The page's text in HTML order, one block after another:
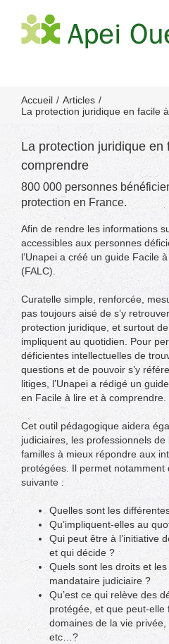
contenu
Accueil
Articles
La protection juridique en facile
La protection juridique en
comprendre
800 000 personnes
protection en France.
Afin de rendre les informations
accessibles aux personnes
l’Unapei a créé un guide Facile
(FALC).
Curatelle simple, renforcée,
pas toujours aisé de s’y
protection juridique, et surtout
impliquent au quotidien. Pour
déficientes intellectuelles de
questions et de pouvoir s’y
litiges, l’Unapei a rédigé un
en Facile à lire et à comprendre.
Cet outil pédagogique aidera
judiciaires, les professionnels de
familles à mieux répondre aux
protégées. Il permet
suivante :
Quelles sont les
Qu’impliquent-elles au
Qui peut être à l’initiative
et qui décide ?
Quels sont les droits et
mandataire judiciaire ?
Qu’est ce qui relève des
protégée, et que peut-elle
domaines de la vie
etc…?